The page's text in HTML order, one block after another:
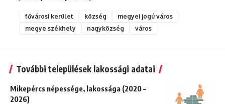
fővárosi kerület község
megyei jogú város
megye székhely
nagyközség város
További települések lakossági adatai
Mikepércs népessége, lakossága (2020 –
2026)